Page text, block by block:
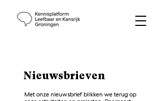
Nieuwsbrieven
Met onze nieuwsbrief blikken we terug op